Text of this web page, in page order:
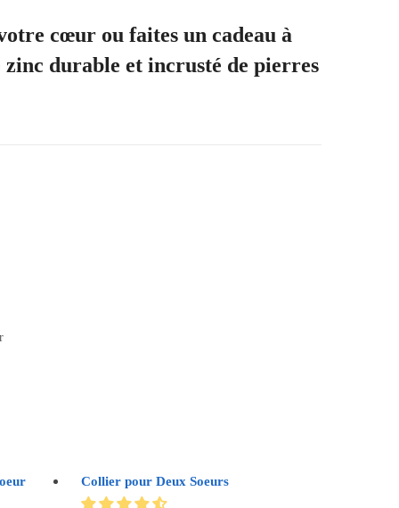
cœur ou faites un cadeau à
durable et incrusté de pierres
Collier pour Deux Soeurs